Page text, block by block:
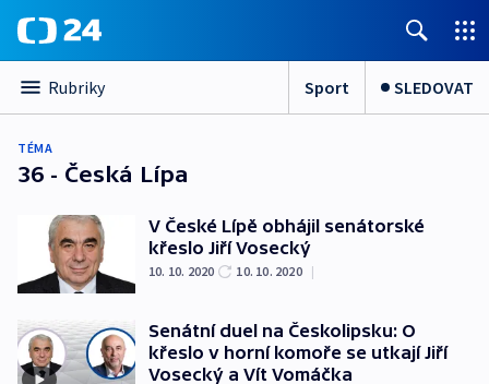
Rubriky Sport SLEDOVAT
TÉMA
36 - Česká Lípa
V České Lípě obhájil senátorské
křeslo Jiří Vosecký
10. 10. 2020 10. 10. 2020 |
Senátní duel na Českolipsku: O
křeslo v horní komoře se utkají Jiří
Vosecký a Vít Vomáčka